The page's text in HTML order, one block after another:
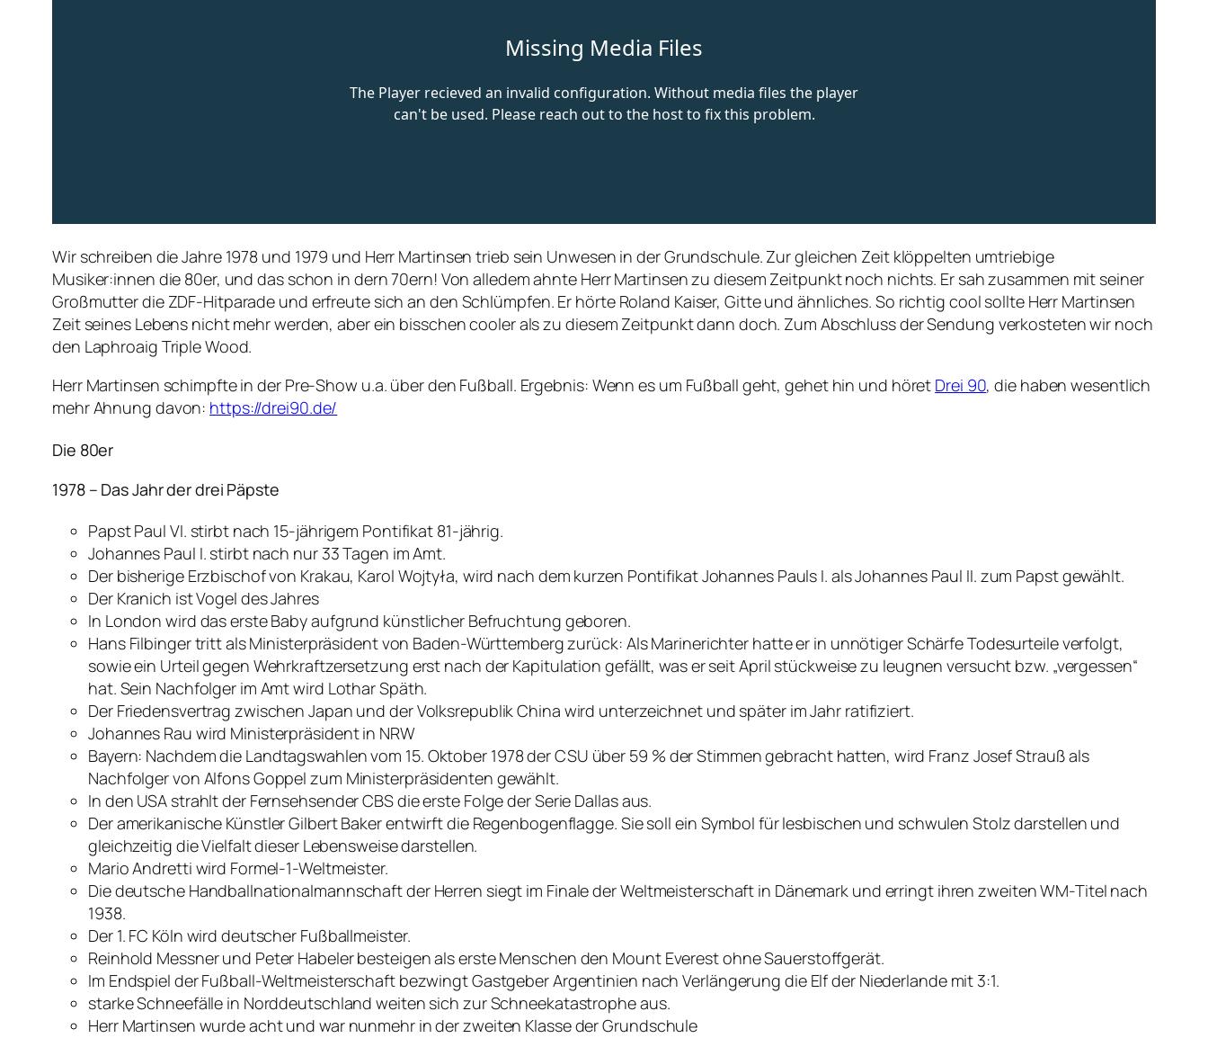
Wir schreiben die Jahre 1978 und 1979 und Herr Martinsen trieb sein Unwesen in der Grundschule. Zur gleichen Zeit klöppelten umtriebige
Musiker:innen die 80er, und das schon in dern 70ern! Von alledem ahnte Herr Martinsen zu diesem Zeitpunkt noch nichts. Er sah zusammen mit seiner
Großmutter die ZDF-Hitparade und erfreute sich an den Schlümpfen. Er hörte Roland Kaiser, Gitte und ähnliches. So richtig cool sollte Herr Martinsen
Zeit seines Lebens nicht mehr werden, aber ein bisschen cooler als zu diesem Zeitpunkt dann doch. Zum Abschluss der Sendung verkosteten wir noch
den Laphroaig Triple Wood.
Herr Martinsen schimpfte in der Pre-Show u.a. über den Fußball. Ergebnis: Wenn es um Fußball geht, gehet hin und höret Drei 90, die haben wesentlich
mehr Ahnung davon: https://drei90.de/
Die 80er
1978 – Das Jahr der drei Päpste
Papst Paul VI. stirbt nach 15-jährigem Pontifikat 81-jährig.
Johannes Paul I. stirbt nach nur 33 Tagen im Amt.
Der bisherige Erzbischof von Krakau, Karol Wojtyła, wird nach dem kurzen Pontifikat Johannes Pauls I. als Johannes Paul II. zum Papst gewählt.
Der Kranich ist Vogel des Jahres
In London wird das erste Baby aufgrund künstlicher Befruchtung geboren.
Hans Filbinger tritt als Ministerpräsident von Baden-Württemberg zurück: Als Marinerichter hatte er in unnötiger Schärfe Todesurteile verfolgt,
sowie ein Urteil gegen Wehrkraftzersetzung erst nach der Kapitulation gefällt, was er seit April stückweise zu leugnen versucht bzw. „vergessen“
hat. Sein Nachfolger im Amt wird Lothar Späth.
Der Friedensvertrag zwischen Japan und der Volksrepublik China wird unterzeichnet und später im Jahr ratifiziert.
Johannes Rau wird Ministerpräsident in NRW
Bayern: Nachdem die Landtagswahlen vom 15. Oktober 1978 der CSU über 59 % der Stimmen gebracht hatten, wird Franz Josef Strauß als
Nachfolger von Alfons Goppel zum Ministerpräsidenten gewählt.
In den USA strahlt der Fernsehsender CBS die erste Folge der Serie Dallas aus.
Der amerikanische Künstler Gilbert Baker entwirft die Regenbogenflagge. Sie soll ein Symbol für lesbischen und schwulen Stolz darstellen und
gleichzeitig die Vielfalt dieser Lebensweise darstellen.
Mario Andretti wird Formel-1-Weltmeister.
Die deutsche Handballnationalmannschaft der Herren siegt im Finale der Weltmeisterschaft in Dänemark und erringt ihren zweiten WM-Titel nach
1938.
Der 1. FC Köln wird deutscher Fußballmeister.
Reinhold Messner und Peter Habeler besteigen als erste Menschen den Mount Everest ohne Sauerstoffgerät.
Im Endspiel der Fußball-Weltmeisterschaft bezwingt Gastgeber Argentinien nach Verlängerung die Elf der Niederlande mit 3:1.
starke Schneefälle in Norddeutschland weiten sich zur Schneekatastrophe aus.
Herr Martinsen wurde acht und war nunmehr in der zweiten Klasse der Grundschule